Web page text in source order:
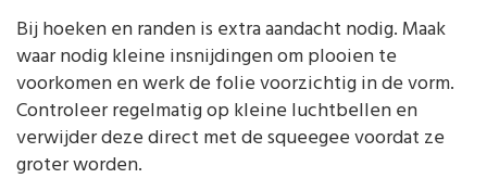
Bij hoeken en randen is extra aandacht nodig. Maak
waar nodig kleine insnijdingen om plooien te
voorkomen en werk de folie voorzichtig in de vorm.
Controleer regelmatig op kleine luchtbellen en
verwijder deze direct met de squeegee voordat ze
groter worden.